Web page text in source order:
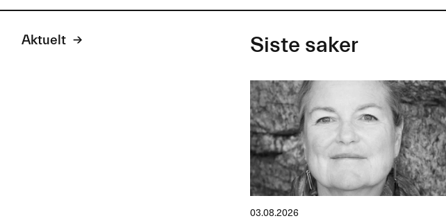
Aktuelt Siste saker
03.08.2026